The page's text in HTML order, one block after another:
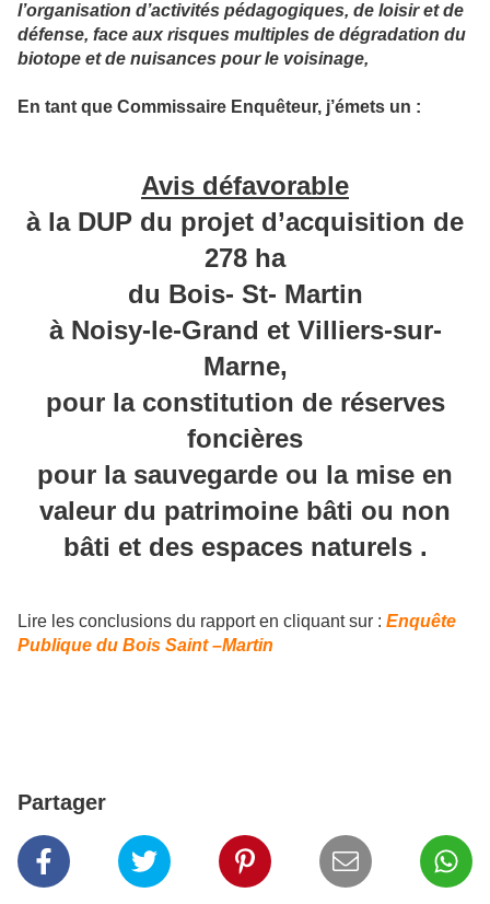
l’organisation d’activités pédagogiques, de loisir et de
défense, face aux risques multiples de dégradation du
biotope et de nuisances pour le voisinage,
En tant que Commissaire Enquêteur, j’émets un :
Avis défavorable
à la DUP du projet d’acquisition de
278 ha
du Bois- St- Martin
à Noisy-le-Grand et Villiers-sur-
Marne,
pour la constitution de réserves
foncières
pour la sauvegarde ou la mise en
valeur du patrimoine bâti ou non
bâti et des espaces naturels .
Lire les conclusions du rapport en cliquant sur : Enquête
Publique du Bois Saint –Martin
Partager